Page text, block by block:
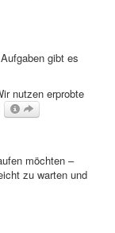
gibt es
nutzen erprobte
möchten –
zu warten und